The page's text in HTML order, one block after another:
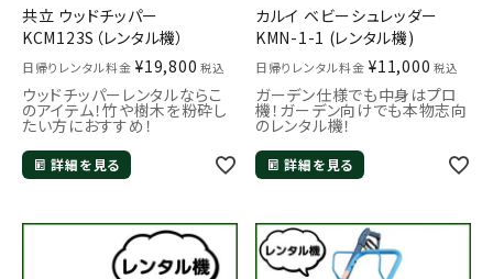
作業用品
補修部品
レンタル
利用ガイド FAQ
共立 ウッドチッパー
KCM123S（レンタル機）
日帰りレンタル料金 ¥19,800 税込
ウッドチッパーレンタルならこ
のアイテム！竹や樹木を粉砕し
たい方におすすめ！
詳細を見る
カルイ ベビーシュレッダー
KMN-1-1 (レンタル機)
日帰りレンタル料金 ¥11,000 税込
ガーデン仕様でも中身はプロ
機！ガーデン向けでも本物志向
のレンタル機！
詳細を見る